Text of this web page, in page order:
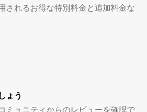
されるお得な特別料金と追加料金な
ょう
ミュニティからのレビューを確認で